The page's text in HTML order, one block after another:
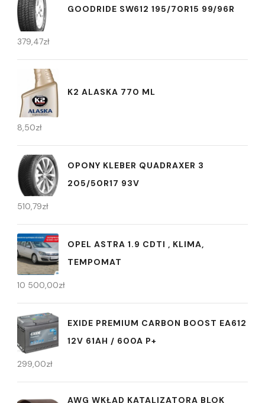
GOODRIDE SW612 195/70R15 99/96R
379,47zł
K2 ALASKA 770 ML
8,50zł
OPONY KLEBER QUADRAXER 3
205/50R17 93V
510,79zł
OPEL ASTRA 1.9 CDTI , KLIMA,
TEMPOMAT
10 500,00zł
EXIDE PREMIUM CARBON BOOST EA612
12V 61AH / 600A P+
299,00zł
AWG WKŁAD KATALIZATORA BLOK